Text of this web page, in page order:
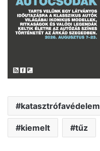
katasztrófavédelem
kiemelt tűz